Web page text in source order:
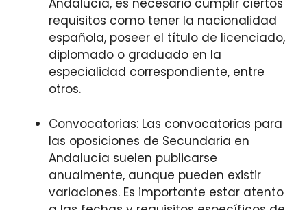
Andalucía, es necesario cumplir ciertos
requisitos como tener la nacionalidad
española, poseer el título de licenciado,
diplomado o graduado en la
especialidad correspondiente, entre
otros.
Convocatorias: Las convocatorias para
las oposiciones de Secundaria en
Andalucía suelen publicarse
anualmente, aunque pueden existir
variaciones. Es importante estar atento